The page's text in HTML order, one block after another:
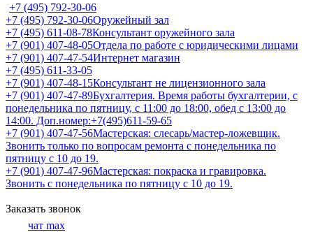
+7 (495) 792-30-06
+7 (495) 792-30-06Оружейный зал
+7 (495) 611-08-78Консультант оружейного зала
+7 (901) 407-48-05Отдела по работе с юридическими лицами
+7 (901) 407-47-54Интернет магазин
+7 (495) 611-33-05
+7 (901) 407-48-15Консультант не лицензионного зала
+7 (901) 407-47-89Бухгалтерия. Время работы бухгалтерии, с
понедельника по пятницу, с 11:00 до 18:00, обед с 13:00 до
14:00. Доп.номер:+7(495)611-59-65
+7 (901) 407-47-56Мастерская: слесарь/мастер-ложевщик.
Звонить только по вопросам ремонта с понедельника по
пятницу с 10 до 19.
+7 (901) 407-47-96Мастерская: покраска и гравировка.
Звонить с понедельника по пятницу с 10 до 19.
Заказать звонок
чат max